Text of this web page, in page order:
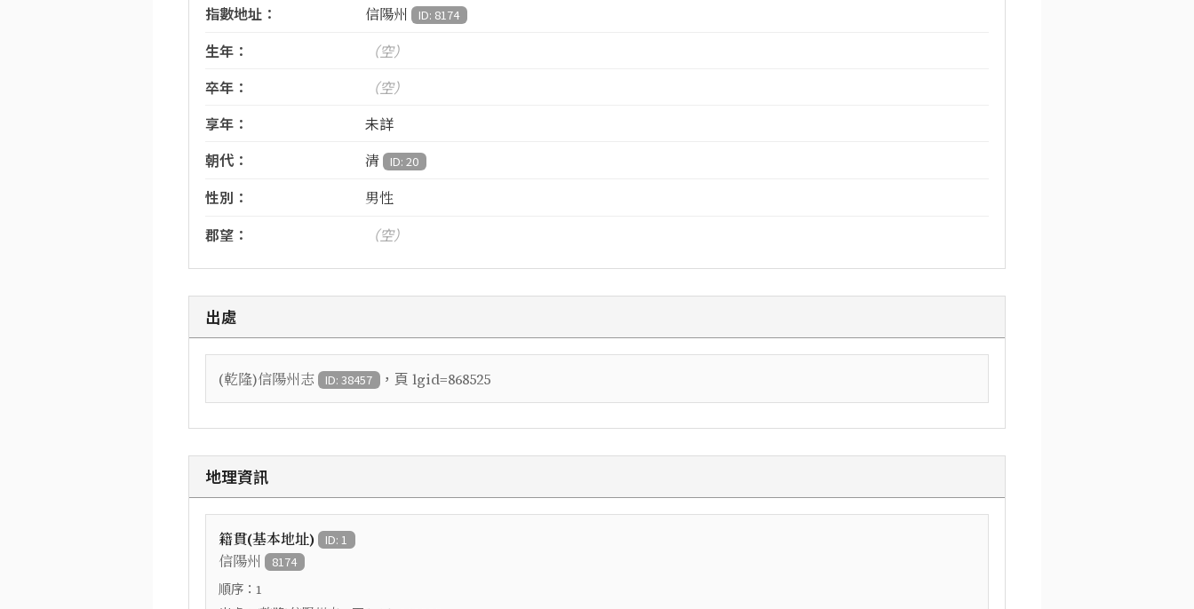
指數地址：
信陽州 ID: 8174
生年：
（空）
卒年：
（空）
享年：
未詳
朝代：
清 ID: 20
性別： 男性
郡望： （空）
出處
(乾隆)信陽州志 ID: 38457 ，頁 lgid=868525
地理資訊
籍貫(基本地址) ID: 1
信陽州 8174
順序： 1